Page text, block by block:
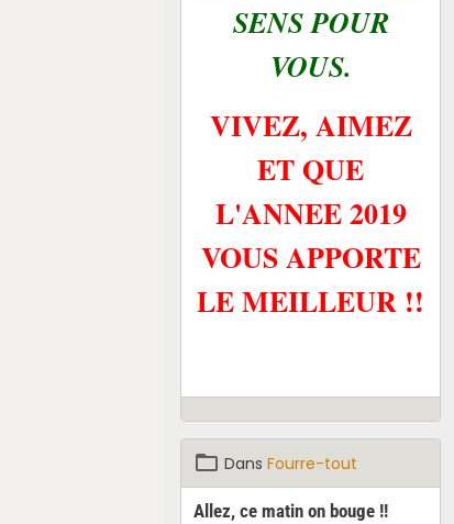
SENS POUR
VOUS.
VIVEZ, AIMEZ
ET QUE
L'ANNEE 2019
VOUS APPORTE
LE MEILLEUR !!
Dans Fourre-tout
Allez, ce matin on bouge !!